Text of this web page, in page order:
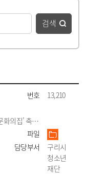
검색
번호
13,210
청소년문화의집’ 축제 성황리 개최
파일
담당부서
구리시
청소년
재단